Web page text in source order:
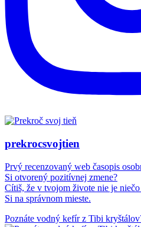
prekrocsvojtien
Prvý recenzovaný web časopis
Si otvorený pozitívnej zmene?
Cítiš, že v tvojom živote nie je
Si na správnom mieste.
Poznáte vodný kefír z Tibi